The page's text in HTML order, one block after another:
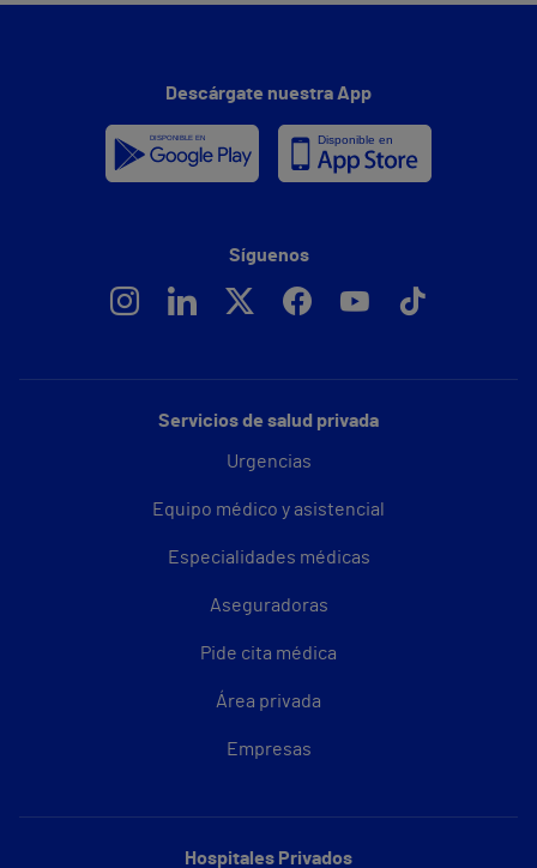
Servicios de salud privada
Urgencias
Equipo médico y asistencial
Especialidades médicas
Aseguradoras
Pide cita médica
Área privada
Empresas
Hospitales Privados
Descárgate nuestra App
Síguenos